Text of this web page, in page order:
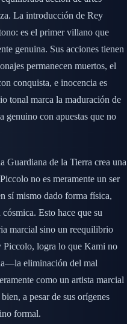
La introducción de Rey
es el primer villano que
genuina. Sus acciones tienen
permanecen muertos, el
conquista, e inocencia es
tonal marca la maduración de
genuino con apuestas que no
Guardiana de la Tierra crea una
no es meramente un ser
sí mismo dado forma física,
Esto hace que su
marcial sino un reequilibrio
Piccolo, logra lo que Kami no
eliminación del mal
como un artista marcial
a pesar de sus orígenes
formal.